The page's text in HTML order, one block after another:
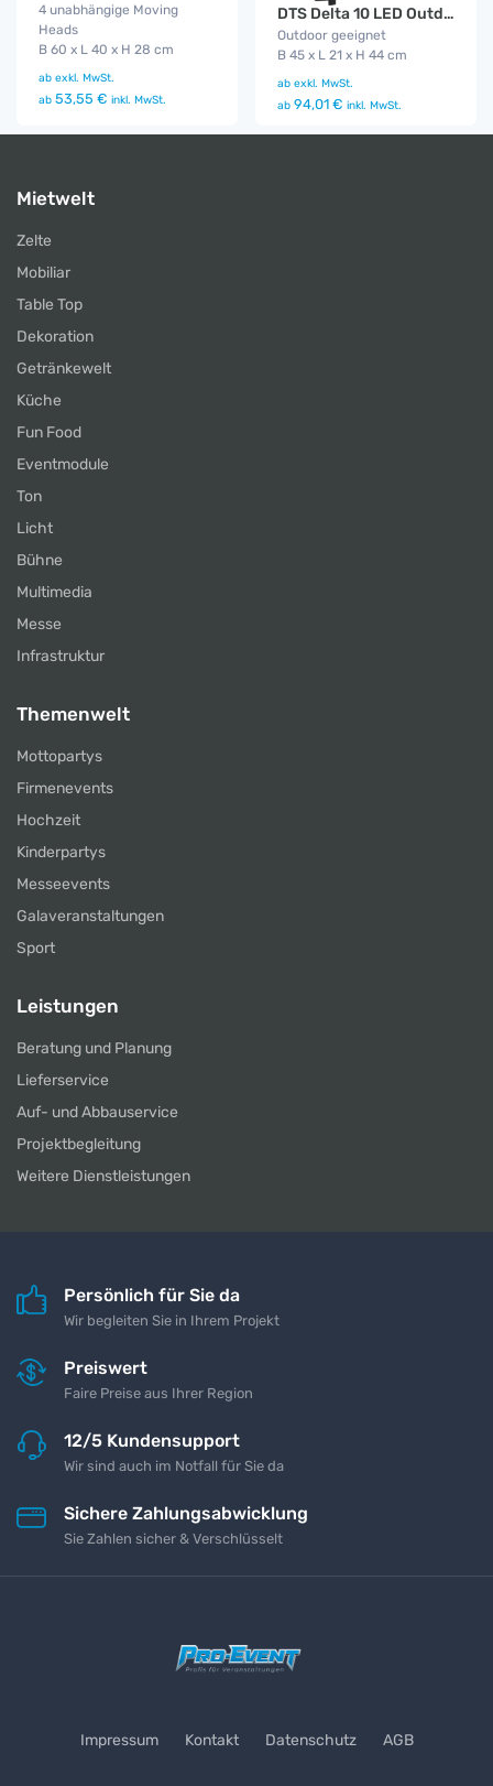
4 unabhängige Moving
Heads
B 60 x L 40 x H 28 cm
ab exkl. MwSt.
ab 53,55 € inkl. MwSt.
DTS Delta 10 LED Outdoor Funk
Outdoor geeignet
B 45 x L 21 x H 44 cm
ab exkl. MwSt.
ab 94,01 € inkl. MwSt.
Mietwelt
Zelte
Mobiliar
Table Top
Dekoration
Getränkewelt
Küche
Fun Food
Eventmodule
Ton
Licht
Bühne
Multimedia
Messe
Infrastruktur
Themenwelt
Mottopartys
Firmenevents
Hochzeit
Kinderpartys
Messeevents
Galaveranstaltungen
Sport
Leistungen
Beratung und Planung
Lieferservice
Auf- und Abbauservice
Projektbegleitung
Weitere Dienstleistungen
Persönlich für Sie da
Wir begleiten Sie in Ihrem Projekt
Preiswert
Faire Preise aus Ihrer Region
12/5 Kundensupport
Wir sind auch im Notfall für Sie da
Sichere Zahlungsabwicklung
Sie Zahlen sicher & Verschlüsselt
Impressum Kontakt Datenschutz AGB